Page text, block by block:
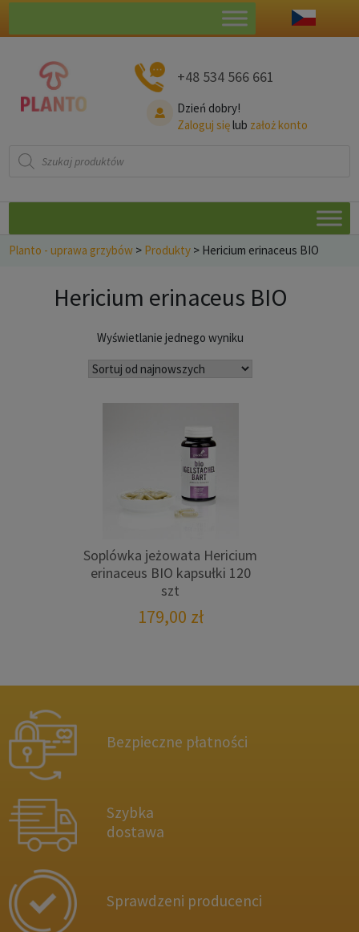
+48 534 566 661
Dzień dobry!
Zaloguj sięlub założ konto
Wyszukiwarka
produktów
Planto - uprawa grzybów > Produkty > Hericium erinaceus BIO
Hericium erinaceus BIO
Wyświetlanie jednego wyniku
Soplówka jeżowata Hericium
erinaceus BIO kapsułki 120
szt
179,00 zł
Bezpieczne płatności
Szybka
dostawa
Sprawdzeni producenci